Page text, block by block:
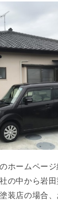
ホームペー
の中から岩
装店の場合